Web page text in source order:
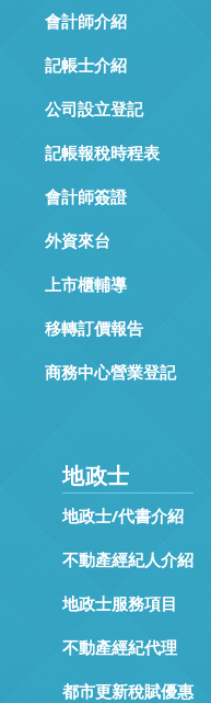
會計師介紹
記帳士介紹
公司設立登記
記帳報稅時程表
會計師簽證
外資來台
上市櫃輔導
移轉訂價報告
商務中心營業登記
地政士
地政士/代書介紹
不動產經紀人介紹
地政士服務項目
不動產經紀代理
都市更新稅賦優惠